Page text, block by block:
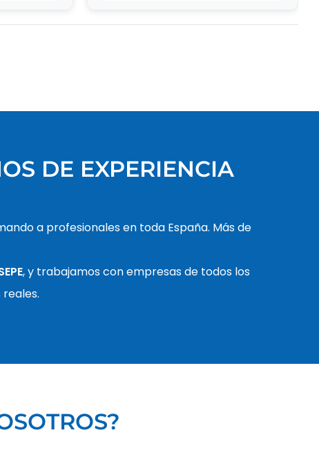
DE EXPERIENCIA
a profesionales en toda España. Más de
, y trabajamos con empresas de todos los